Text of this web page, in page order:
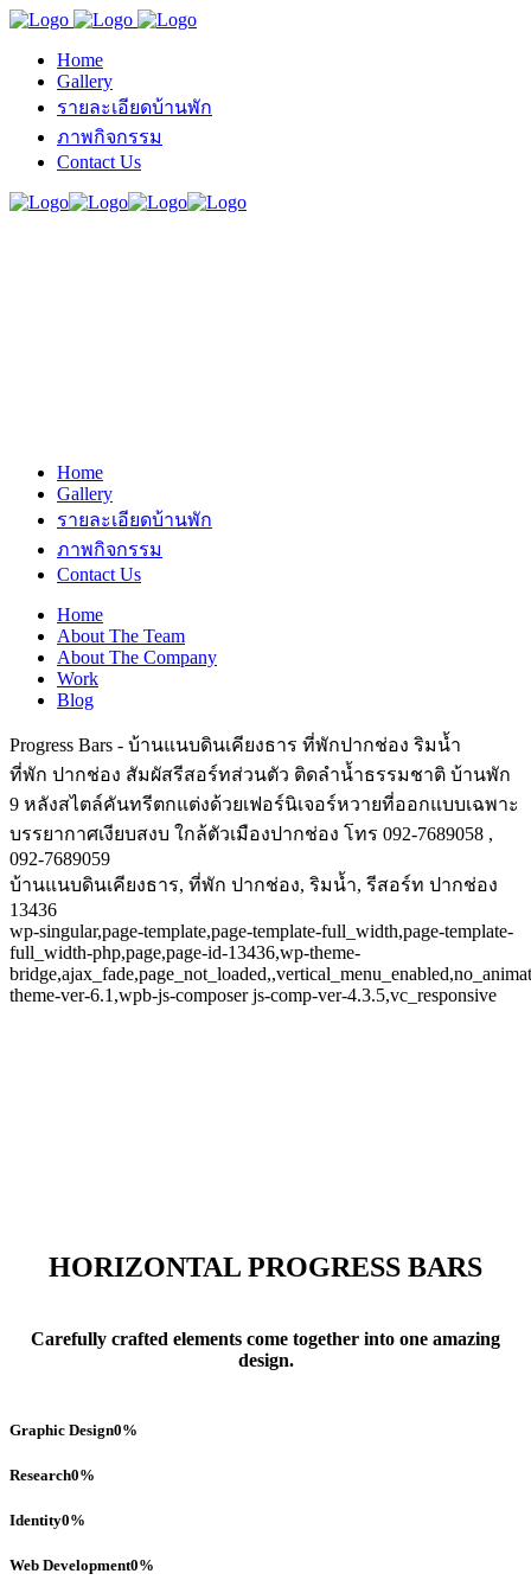
Home
Gallery
รายละเอียดบ้านพัก
ภาพกิจกรรม
Contact Us
Home
Gallery
รายละเอียดบ้านพัก
ภาพกิจกรรม
Contact Us
Home
About The Team
About The Company
Work
Blog
Progress Bars - บ้านแนบดินเคียงธาร ที่พักปากช่อง ริมน้ำ
ที่พัก ปากช่อง สัมผัสรีสอร์ทส่วนตัว ติดลำน้ำธรรมชาติ บ้านพัก
9 หลังสไตล์คันทรีตกแต่งด้วยเฟอร์นิเจอร์หวายที่ออกแบบเฉพาะ
บรรยากาศเงียบสงบ ใกล้ตัวเมืองปากช่อง โทร 092-7689058 ,
092-7689059
บ้านแนบดินเคียงธาร, ที่พัก ปากช่อง, ริมน้ำ, รีสอร์ท ปากช่อง
13436
wp-singular,page-template,page-template-full_width,page-template-
full_width-php,page,page-id-13436,wp-theme-
theme-ver-6.1,wpb-js-composer js-comp-ver-4.3.5,vc_responsive
HORIZONTAL PROGRESS BARS
Carefully crafted elements come together into one amazing
design.
Graphic Design0%
Research0%
Identity0%
Web Development0%